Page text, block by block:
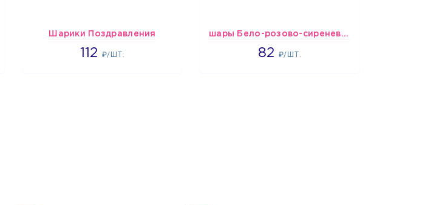
Шарики Поздравления
112 ₽/ШТ.
1718 шары Бело-розово-сиреневые пастельные
82 ₽/ШТ.
1637